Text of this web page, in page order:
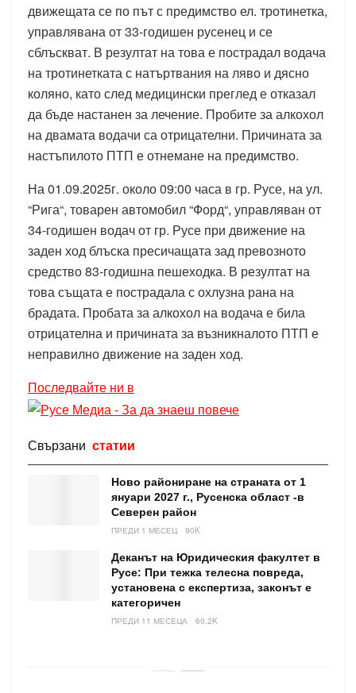
движещата се по път с предимство ел. тротинетка,
управлявана от 33-годишен русенец и се
сблъскват. В резултат на това е пострадал водача
на тротинетката с натъртвания на ляво и дясно
коляно, като след медицински преглед е отказал
да бъде настанен за лечение. Пробите за алкохол
на двамата водачи са отрицателни. Причината за
настъпилото ПТП е отнемане на предимство.
На 01.09.2025г. около 09:00 часа в гр. Русе, на ул.
“Рига“, товарен автомобил “Форд“, управляван от
34-годишен водач от гр. Русе при движение на
заден ход блъска пресичащата зад превозното
средство 83-годишна пешеходка. В резултат на
това същата е пострадала с охлузна рана на
брадата. Пробата за алкохол на водача е била
отрицателна и причината за възникналото ПТП е
неправилно движение на заден ход.
Последвайте ни в
Свързани статии
Ново райониране на страната от 1
януари 2027 г., Русенска област -в
Северен район
ПРЕДИ 1 МЕСЕЦ 90K
Деканът на Юридическия факултет в
Русе: При тежка телесна повреда,
установена с експертиза, законът е
категоричен
ПРЕДИ 11 МЕСЕЦА 60.2K